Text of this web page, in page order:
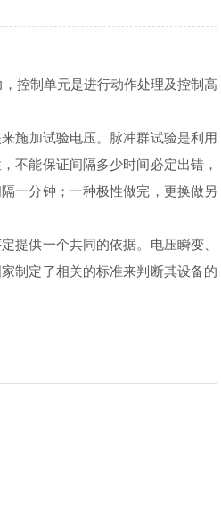
控制单元是进行动作处理及控制高
施加试验电压。脉冲群试验是利用
不能保证间隔多少时间必定出错，
一分钟；一种极性做完，更换做另
供一个共同的依据。电压瞬变、
制定了相关的标准来判断其设备的